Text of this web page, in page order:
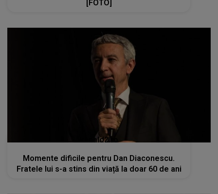
[FOTO]
kanald2.ro
Momente dificile pentru Dan Diaconescu.
Fratele lui s-a stins din viață la doar 60 de ani